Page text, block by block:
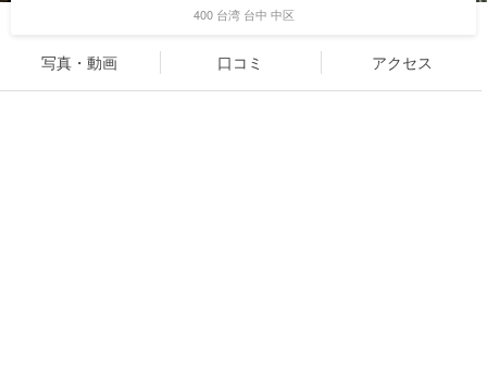
400 台湾 台中 中区
写真・動画 口コミ アクセス